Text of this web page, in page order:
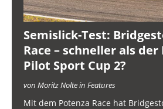
Semislick-Test:
Race – schneller als
Pilot Sport Cup 2?
von Moritz Nolte in Features
Mit dem Potenza Race hat